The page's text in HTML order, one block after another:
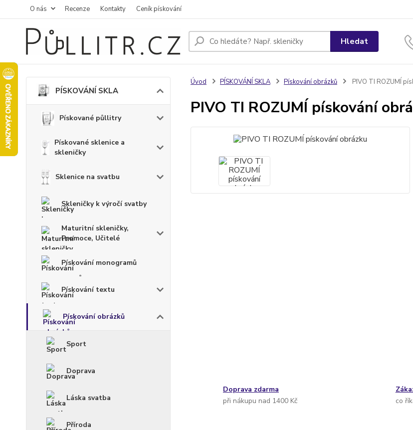
O nás Recenze Kontakty Ceník pískování
Hledat
PÍSKOVÁNÍ SKLA
Pískované půllitry
Pískované sklenice a
skleničky
Sklenice na svatbu
Skleničky k výročí svatby
Maturitní skleničky,
Promoce, Učitelé
Pískování monogramů
Pískování textu
Pískování obrázků
Sport
Doprava
Láska svatba
Příroda
Úvod PÍSKOVÁNÍ SKLA Pískování obrázků PIVO TI ROZUMÍ
PIVO TI ROZUMÍ pískování
Doprava zdarma
při nákupu nad 1400 Kč
co